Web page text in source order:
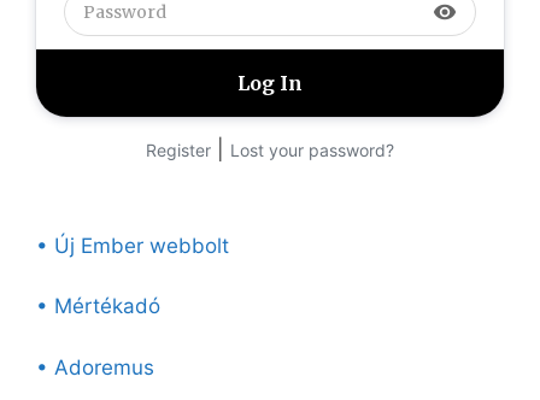
visibility
Register Lost your password?
• Új Ember webbolt
• Mértékadó
• Adoremus